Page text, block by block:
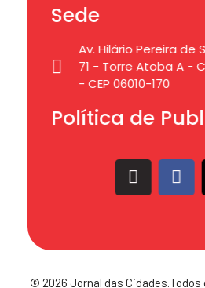
Sede
Av. Hilário Pereira de
71 - Torre Atoba A -
- CEP 06010-170
Política de
© 2026 Jornal das